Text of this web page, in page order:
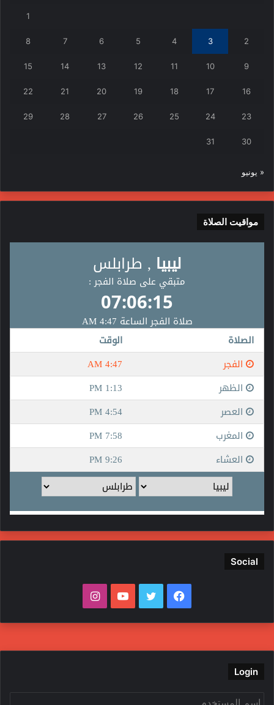
1
2
3
4
5
6
7
8
9
10
11
12
13
14
15
16
17
18
19
20
21
22
23
24
25
26
27
28
29
30
31
« يونيو
مواقيت الصلاة
Social
فيسبوك تويتر يوتيوبانستقرام
Login